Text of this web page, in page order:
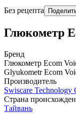
Без рецепта
Глюкометр
Бренд
Глюкометр Ecom
Glyukometr Ecom
Производитель
Swiscare Technology
Страна
Тайвань